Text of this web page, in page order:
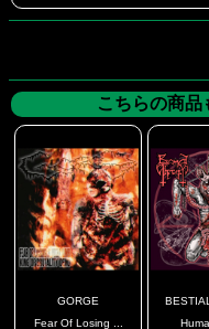
こちらの商品
GORGE
Fear Of Losing ...